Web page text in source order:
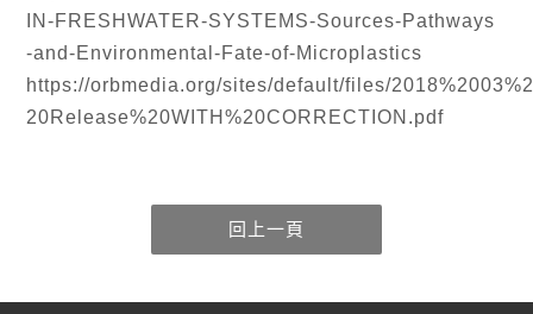
IN-FRESHWATER-SYSTEMS-Sources-Pathways
-and-Environmental-Fate-of-Microplastics
https://orbmedia.org/sites/default/files/
20Release%20WITH%20CORRECTION.pdf